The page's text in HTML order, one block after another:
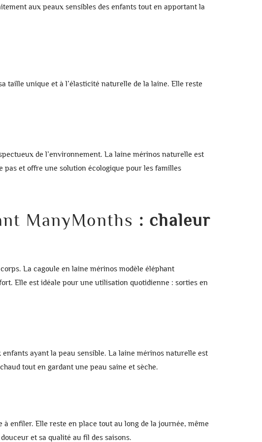
aux peaux sensibles des enfants tout en apportant la
taille unique et à l’élasticité naturelle de la laine. Elle reste
de l’environnement. Lalaine mérinos naturelle est
et offre une solution écologique pour les familles
ManyMonths : chaleur
La cagoule en laine mérinos modèle éléphant
Elle est idéale pour une utilisation quotidienne : sorties en
ayant la peau sensible. Lalaine mérinos naturelle est
tout en gardant une peau saine et sèche.
à enfiler. Elle reste en place tout au long de la journée, même
et sa qualité au fil des saisons.
ANNULER